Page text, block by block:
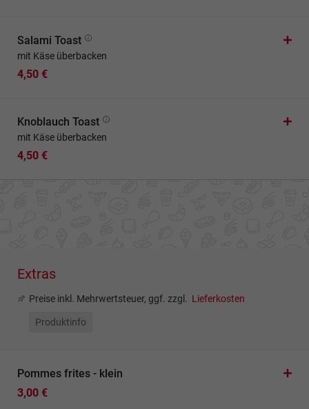
Salami Toast
mit Käse überbacken
4,50 €
Knoblauch Toast
mit Käse überbacken
4,50 €
Extras
Preise inkl. Mehrwertsteuer, ggf. zzgl. Lieferkosten
Produktinfo
Pommes frites - klein
3,00 €